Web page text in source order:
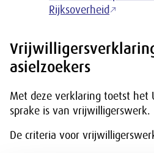
Rijksoverheid
asielzoekers
Met deze verklaring toetst het
sprake is van vrijwilligerswerk.
De criteria voor